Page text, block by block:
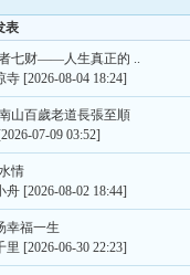
表
七财——人生真正的 ..
寺 [2026-08-04 18:24]
山百歲老道長張至順
07-09 03:52]
情
舟 [2026-08-02 18:44]
幸福一生
里 [2026-06-30 22:23]